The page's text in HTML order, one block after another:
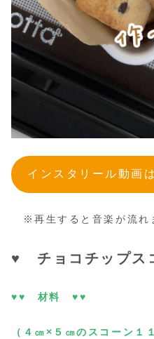
インスタリール動画
※再生すると音楽が流れ
♥ チョコチップ
♥♥ 材料 ♥♥
（４㎝×５㎝のスコーン１